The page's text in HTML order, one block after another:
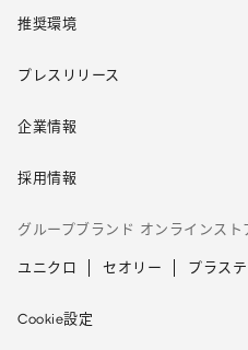
推奨環境
プレスリリース
企業情報
採用情報
グループブランド オンラインスト
ユニクロ セオリー プラステ
Cookie設定